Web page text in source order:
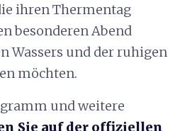
ihren Thermentag
besonderen Abend
Wassers und der ruhigen
möchten.
und weitere
Sie auf der offiziellen